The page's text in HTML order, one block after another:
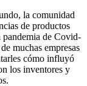
la comunidad
de productos
pandemia de Covid-
muchas empresas
cómo influyó
los inventores y